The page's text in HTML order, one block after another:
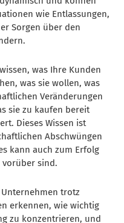
wie Entlassungen,
Sorgen über den
was Ihre Kunden
was sie wollen, was
Veränderungen
sie zu kaufen bereit
Dieses Wissen ist
Abschwüngen
kann auch zum Erfolg
sind.
trotz
erkennen, wie wichtig
zu konzentrieren, und